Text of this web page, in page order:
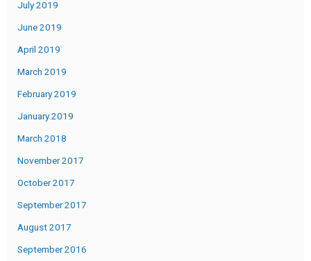
July 2019
June 2019
April 2019
March 2019
February 2019
January 2019
March 2018
November 2017
October 2017
September 2017
August 2017
September 2016